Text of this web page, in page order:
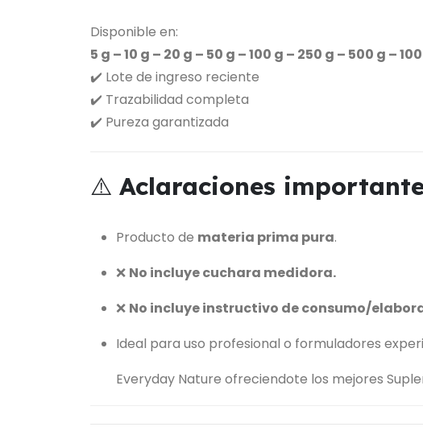
Disponible en:
5 g – 10 g – 20 g – 50 g – 100 g – 250 g – 500 g –
✔️ Lote de ingreso reciente
✔️ Trazabilidad completa
✔️ Pureza garantizada
⚠️ Aclaraciones
Producto de materia prima pura.
❌ No incluye cuchara medidora.
❌ No incluye instructivo de consumo/
Ideal para uso profesional o formuladores
Everyday Nature ofreciendote los mejores